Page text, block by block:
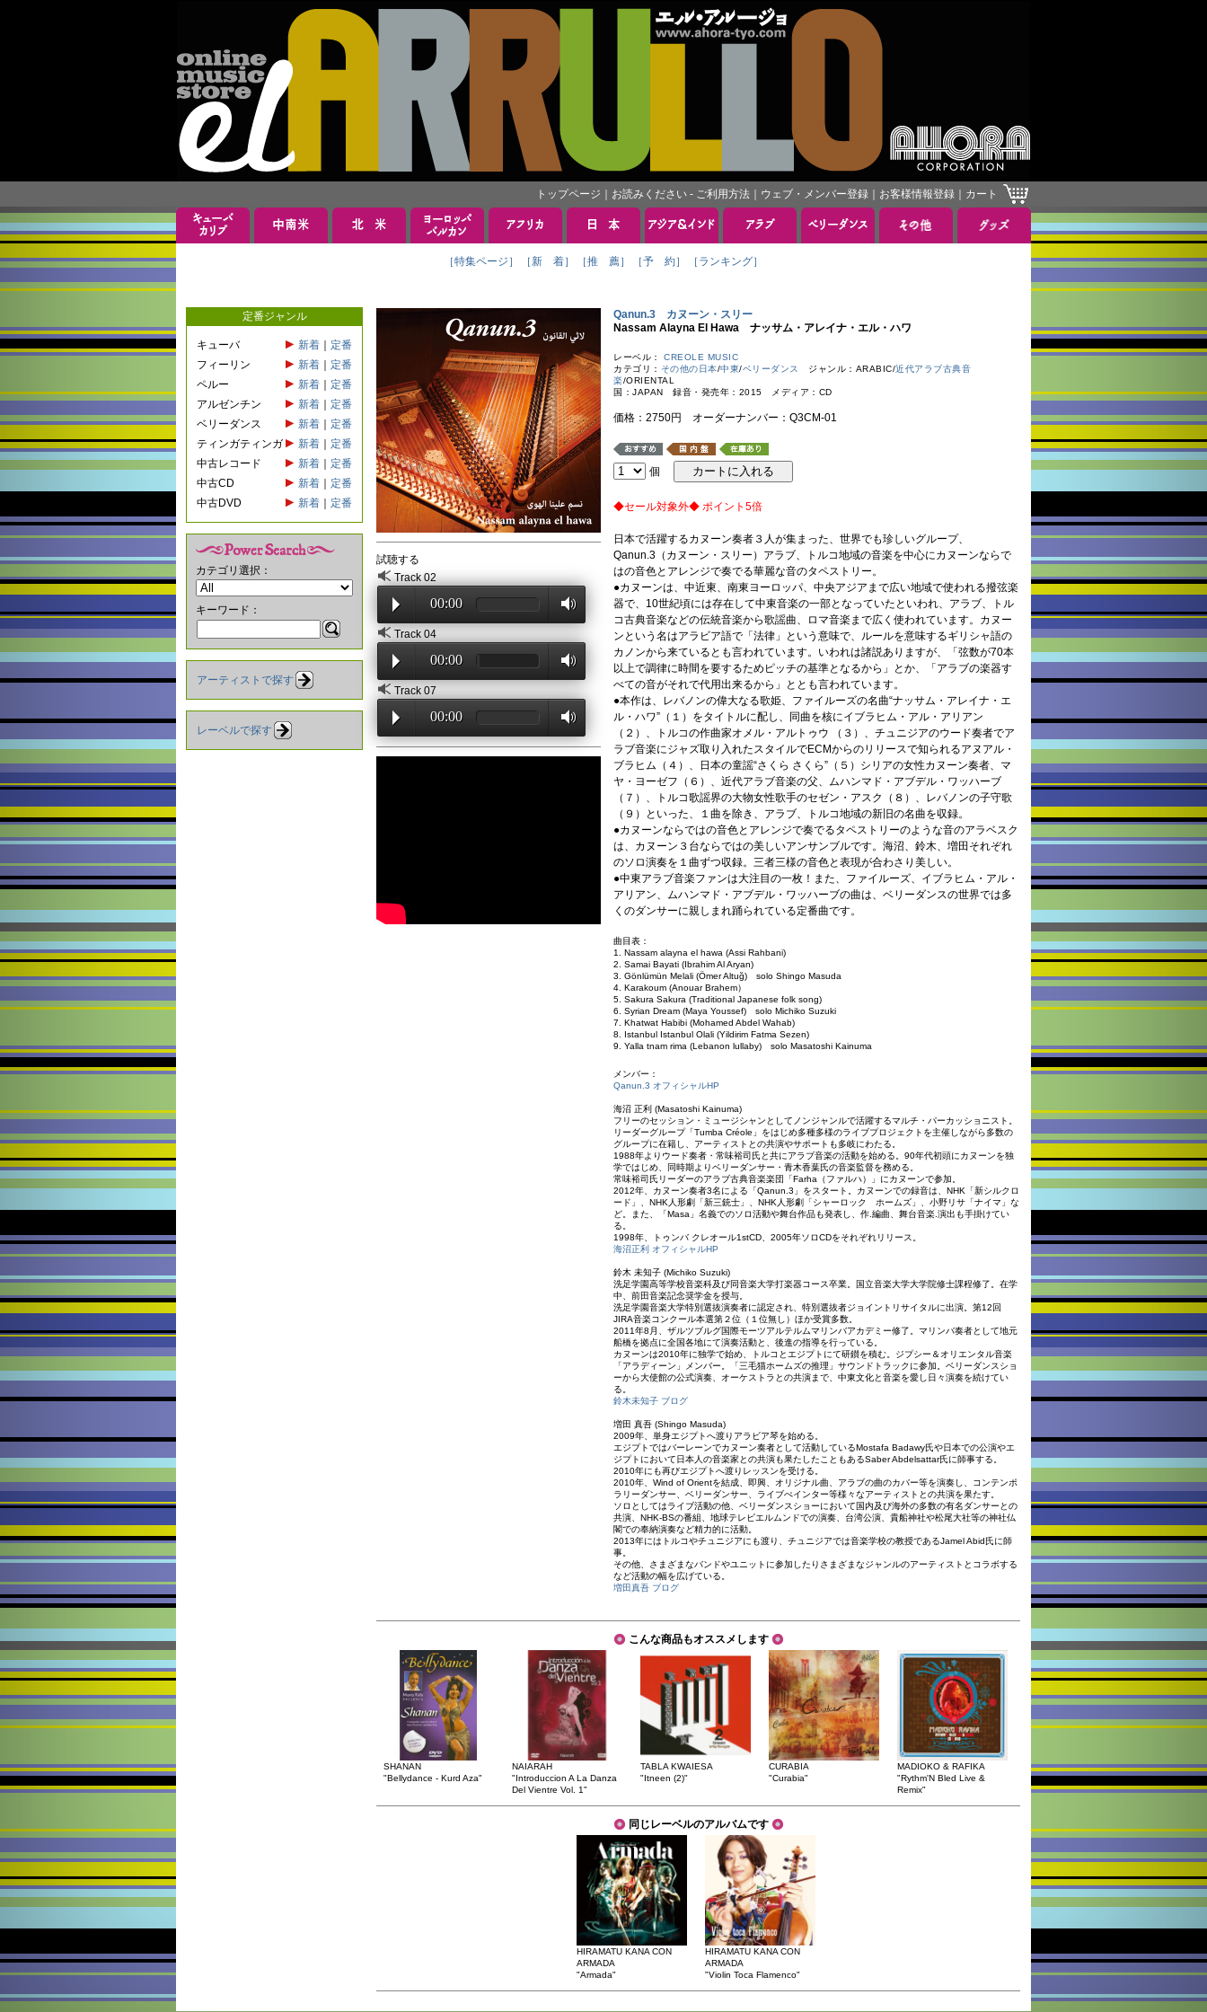
トップページ お読みください - ご利用方法 ウェブ・メンバー登録 お客様情報登録 カート
［特集ページ］ ［新 着］ ［推 薦］ ［予 約］ ［ランキング］
定番ジャンル
キューバ 新着
定番
フィーリン
新着
定番
ペルー
新着
定番
アルゼンチン
新着
定番
ベリーダンス
新着
定番
ティンガティンガ
新着
定番
中古レコード
新着
定番
中古CD
新着
定番
中古DVD
新着 定番
カテゴリ選択：
キーワード：
アーティストで探す
レーベルで探す
試聴する
Track 02
00:00
Track 04
00:00
Track 07
00:00
Qanun.3 カヌーン・スリー
Nassam Alayna El Hawa ナッサム・アレイナ・エル・ハワ
レーベル： CREOLE MUSIC
カテゴリ： その他の日本/中東/ベリーダンス ジャンル：ARABIC/近代アラブ古典音
楽/ORIENTAL
国：JAPAN 録音・発売年：2015 メディア：CD
価格：2750円 オーダーナンバー：Q3CM-01
個
◆セール対象外◆ ポイント5倍
日本で活躍するカヌーン奏者３人が集まった、世界でも珍しいグループ、
Qanun.3（カヌーン・スリー） アラブ、トルコ地域の音楽を中心にカヌーンならで
はの音色とアレンジで奏でる華麗な音のタペストリー。
●カヌーンは、中近東、南東ヨーロッパ、中央アジアまで広い地域で使われる撥弦楽
器で、10世紀頃には存在して中東音楽の一部となっていたといわれ、アラブ、トル
コ古典音楽などの伝統音楽から歌謡曲、ロマ音楽まで広く使われています。カヌー
ンという名はアラビア語で「法律」という意味で、ルールを意味するギリシャ語の
カノンから来ているとも言われています。いわれは諸説ありますが、「弦数が70本
以上で調律に時間を要するためピッチの基準となるから」とか、「アラブの楽器す
べての音がそれで代用出来るから」ととも言われています。
●本作は、レバノンの偉大なる歌姫、ファイルーズの名曲“ナッサム・アレイナ・エ
ル・ハワ”（１）をタイトルに配し、同曲を核にイブラヒム・アル・アリアン
（２）、トルコの作曲家オメル・アルトゥウ （３）、チュニジアのウード奏者でア
ラブ音楽にジャズ取り入れたスタイルでECMからのリリースで知られるアヌアル・
ブラヒム（４）、日本の童謡“さくら さくら”（５）シリアの女性カヌーン奏者、マ
ヤ・ヨーゼフ（６）、近代アラブ音楽の父、ムハンマド・アブデル・ワッハーブ
（７）、トルコ歌謡界の大物女性歌手のセゼン・アスク（８）、レバノンの子守歌
（９）といった、１曲を除き、アラブ、トルコ地域の新旧の名曲を収録。
●カヌーンならではの音色とアレンジで奏でるタペストリーのような音のアラベスク
は、カヌーン３台ならではの美しいアンサンブルです。海沼、鈴木、増田それぞれ
のソロ演奏を１曲ずつ収録。三者三様の音色と表現が合わさり美しい。
●中東アラブ音楽ファンは大注目の一枚！また、ファイルーズ、イブラヒム・アル・
アリアン、ムハンマド・アブデル・ワッハーブの曲は、ベリーダンスの世界では多
くのダンサーに親しまれ踊られている定番曲です。
曲目表：
1. Nassam alayna el hawa (Assi Rahbani)
2. Samai Bayati (Ibrahim Al Aryan)
3. Gönlümün Melali (Ömer Altuğ) solo Shingo Masuda
4. Karakoum (Anouar Brahem）
5. Sakura Sakura (Traditional Japanese folk song)
6. Syrian Dream (Maya Youssef) solo Michiko Suzuki
7. Khatwat Habibi (Mohamed Abdel Wahab)
8. Istanbul Istanbul Olali (Yildirim Fatma Sezen)
9. Yalla tnam rima (Lebanon lullaby) solo Masatoshi Kainuma
メンバー：
Qanun.3 オフィシャルHP
海沼 正利 (Masatoshi Kainuma)
フリーのセッション・ミュージシャンとしてノンジャンルで活躍するマルチ・パーカッショニスト。
リーダーグループ「Tumba Créole」をはじめ多種多様のライブプロジェクトを主催しながら多数の
グループに在籍し、アーティストとの共演やサポートも多岐にわたる。
1988年よりウード奏者・常味裕司氏と共にアラブ音楽の活動を始める。90年代初頭にカヌーンを独
学ではじめ、同時期よりベリーダンサー・青木香葉氏の音楽監督を務める。
常味裕司氏リーダーのアラブ古典音楽楽団「Farha（ファルハ）」にカヌーンで参加。
2012年、カヌーン奏者3名による「Qanun.3」をスタート。カヌーンでの録音は、NHK「新シルクロ
ード」、NHK人形劇「新三銃士」、NHK人形劇「シャーロック ホームズ」、小野リサ「ナイマ」な
ど。また、「Masa」名義でのソロ活動や舞台作品も発表し、作.編曲、舞台音楽.演出も手掛けてい
る。
1998年、トゥンバ クレオール1stCD、2005年ソロCDをそれぞれリリース。
海沼正利 オフィシャルHP
鈴木 未知子 (Michiko Suzuki)
洗足学園高等学校音楽科及び同音楽大学打楽器コース卒業。国立音楽大学大学院修士課程修了。在学
中、前田音楽記念奨学金を授与。
洗足学園音楽大学特別選抜演奏者に認定され、特別選抜者ジョイントリサイタルに出演。第12回
JIRA音楽コンクール本選第２位（１位無し）ほか受賞多数。
2011年8月、ザルツブルグ国際モーツアルテルムマリンバアカデミー修了。マリンバ奏者として地元
船橋を拠点に全国各地にて演奏活動と、後進の指導を行っている。
カヌーンは2010年に独学で始め、トルコとエジプトにて研鑚を積む。ジプシー＆オリエンタル音楽
「アラディーン」メンバー。「三毛猫ホームズの推理」サウンドトラックに参加。ベリーダンスショ
ーから大使館の公式演奏、オーケストラとの共演まで、中東文化と音楽を愛し日々演奏を続けてい
る。
鈴木未知子 ブログ
増田 真吾 (Shingo Masuda)
2009年、単身エジプトへ渡りアラビア琴を始める。
エジプトではバーレーンでカヌーン奏者として活動しているMostafa Badawy氏や日本での公演やエ
ジプトにおいて日本人の音楽家との共演も果たしたこともあるSaber Abdelsattar氏に師事する。
2010年にも再びエジプトへ渡りレッスンを受ける。
2010年、Wind of Orientを結成、即興、オリジナル曲、アラブの曲のカバー等を演奏し、コンテンポ
ラリーダンサー、ベリーダンサー、ライブぺインター等様々なアーティストとの共演を果たす。
ソロとしてはライブ活動の他、ベリーダンスショーにおいて国内及び海外の多数の有名ダンサーとの
共演、NHK-BSの番組、地球テレビエルムンドでの演奏、台湾公演、貴船神社や松尾大社等の神社仏
閣での奉納演奏など精力的に活動。
2013年にはトルコやチュニジアにも渡り、チュニジアでは音楽学校の教授であるJamel Abid氏に師
事。
その他、さまざまなバンドやユニットに参加したりさまざまなジャンルのアーティストとコラボする
など活動の幅を広げている。
増田真吾 ブログ
こんな商品もオススメします
SHANAN
"Bellydance - Kurd Aza"
NAIARAH
"Introduccion A La Danza
Del Vientre Vol. 1"
TABLA KWAIESA
"Itneen (2)"
CURABIA
"Curabia"
MADIOKO & RAFIKA
"Rythm'N Bled Live &
Remix"
同じレーベルのアルバムです
HIRAMATU KANA CON
ARMADA
"Armada"
HIRAMATU KANA CON
ARMADA
"Violin Toca Flamenco"